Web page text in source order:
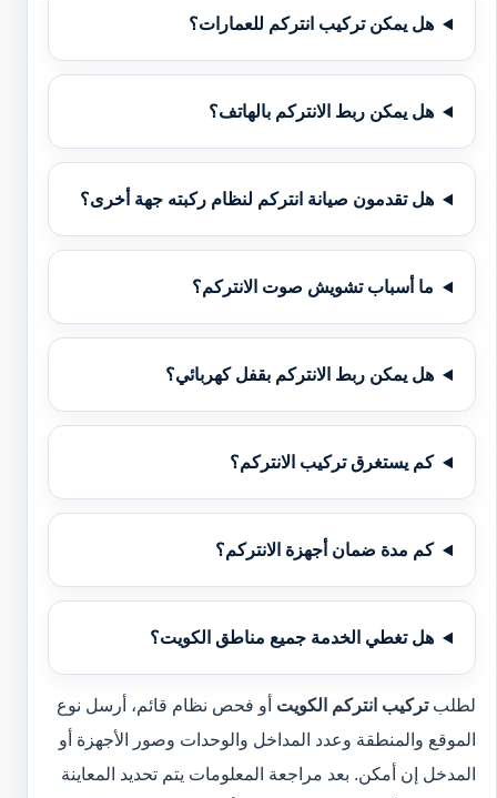
هل يمكن تركيب انتركم للعمارات؟
هل يمكن ربط الانتركم بالهاتف؟
هل تقدمون صيانة انتركم لنظام ركبته جهة أخرى؟
ما أسباب تشويش صوت الانتركم؟
هل يمكن ربط الانتركم بقفل كهربائي؟
كم يستغرق تركيب الانتركم؟
كم مدة ضمان أجهزة الانتركم؟
هل تغطي الخدمة جميع مناطق الكويت؟
لطلبتركيب انتركم الكويت أو فحص نظام قائم، أرسل نوع
الموقع والمنطقة وعدد المداخل والوحدات وصور الأجهزة أو
المدخل إن أمكن. بعد مراجعة المعلومات يتم تحديد المعاينة